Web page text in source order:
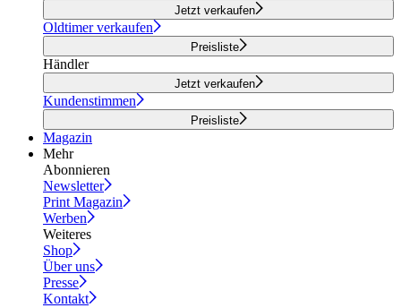
Jetzt verkaufen
Oldtimer verkaufen
Preisliste
Händler
Jetzt verkaufen
Kundenstimmen
Preisliste
Magazin
Mehr
Abonnieren
Newsletter
Print Magazin
Werben
Weiteres
Shop
Über uns
Presse
Kontakt